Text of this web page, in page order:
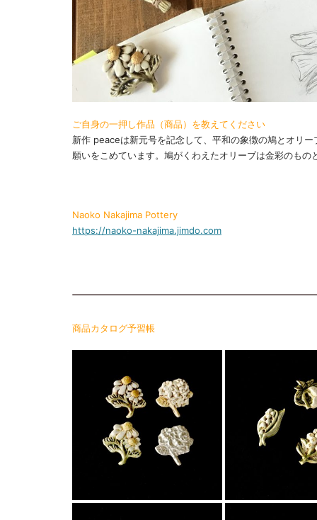
ご自身の一押し作品（商品）を教えてください
新作 peaceは新元号を記念して、平和の象徴の鳩とオリ
願いをこめています。鳩がくわえたオリーブは金彩のもの
Naoko Nakajima Pottery
https://naoko-nakajima.jimdo.com
商品カタログ予習帳